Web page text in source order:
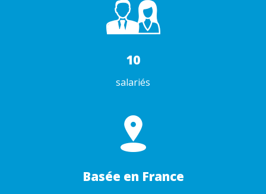
10
salariés
Basée en France